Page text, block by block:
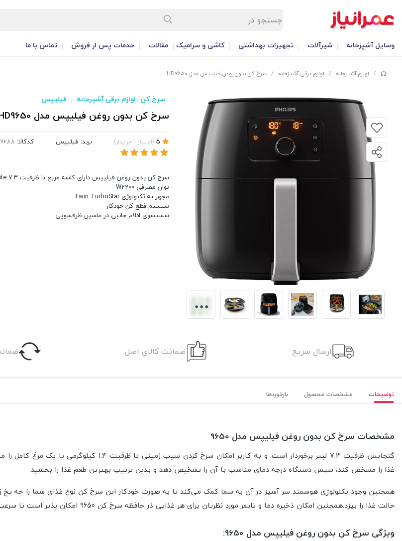
وسایل آشپزخانه شیرآلات تجهیزات بهداشتی کاشی و سرامیک مقالات خدمات پس از فروش تماس با ما
/ لوازم آشپزخانه / لوازم برقی آشپزخانه / سرخ کن بدون روغن فیلیپس مدل HD9650
سرخ کن /لوازم برقی آشپزخانه / فیلیپس
سرخ کن بدون روغن فیلیپس مدل HD9650
(امتیاز 1 خریدار) برند: فیلیپس کدکالا:
سرخ کن بدون روغن فیلیپس دارای کاسه مربع با ظرفیت ۷.۳ lite
توان مصرفی W2200
مجهز به تکنولوژی Twin TurboStar
سیستم قطع کن خودکار
شستشوی اقلام جانبی در ماشین ظرفشویی
ارسال سریع ضمانت کالای اصل
توضیحات مشخصات محصول بازخوردها
مشخصات سرخ کن بدون روغن فیلیپس مدل 9650
غذا را مشخص کند، سپس دستگاه درجه دمای مناسب با آن را تشخیص دهد و بدین ترتیب بهترین طعم غذا را بچشید.
همچنین وجود تکنولوژی هوشمند سر آشپز در آن به شما کمک می‌کند تا به صورت خودکار این سرخ کن نوع غذای شما را چه
حالت غذا را بپزد.همچنین امکان ذخیره دما و تایمر مورد نظرتان برای هر غذایی ذر حافظه سرخ کن 9650 امکان پذیر است تا سرعت آشپزی برای شما بالاتر برود.
ویژگی سرخ کن بدون روغن فیلیپس مدل 9650: